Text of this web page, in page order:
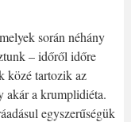
során néhány
– időről időre
közé tartozik az
akár a krumplidiéta.
egyszerűségük